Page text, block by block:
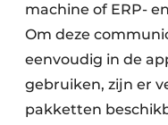
machine of ERP-
Om deze
eenvoudig in de
gebruiken, zijn er
pakketten